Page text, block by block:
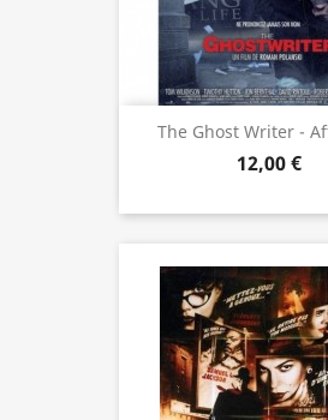
The Ghost Writer -
12,00 €